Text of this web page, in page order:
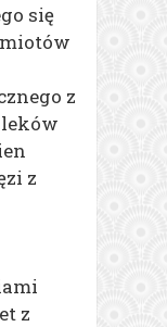
się
z
z
z